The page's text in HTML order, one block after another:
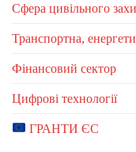
Сфера цивільного
Транспортна,
Фінансовий сектор
Цифрові технології
ГРАНТИ ЄС